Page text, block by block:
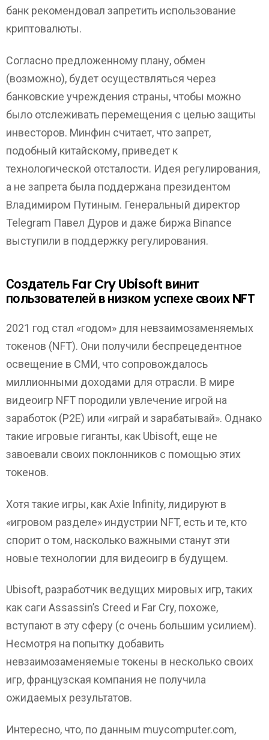
банк рекомендовал запретить использование
криптовалюты.
Согласно предложенному плану, обмен
(возможно), будет осуществляться через
банковские учреждения страны, чтобы можно
было отслеживать перемещения с целью защиты
инвесторов. Минфин считает, что запрет,
подобный китайскому, приведет к
технологической отсталости. Идея регулирования,
а не запрета была поддержана президентом
Владимиром Путиным. Генеральный директор
Telegram Павел Дуров и даже биржа Binance
выступили в поддержку регулирования.
Создатель Far Cry Ubisoft винит
пользователей в низком успехе своих NFT
2021 год стал «годом» для невзаимозаменяемых
токенов (NFT). Они получили беспрецедентное
освещение в СМИ, что сопровождалось
миллионными доходами для отрасли. В мире
видеоигр NFT породили увлечение игрой на
заработок (P2E) или «играй и зарабатывай». Однако
такие игровые гиганты, как Ubisoft, еще не
завоевали своих поклонников с помощью этих
токенов.
Хотя такие игры, как Axie Infinity, лидируют в
«игровом разделе» индустрии NFT, есть и те, кто
спорит о том, насколько важными станут эти
новые технологии для видеоигр в будущем.
Ubisoft, разработчик ведущих мировых игр, таких
как саги Assassin’s Creed и Far Cry, похоже,
вступают в эту сферу (с очень большим усилием).
Несмотря на попытку добавить
невзаимозаменяемые токены в несколько своих
игр, французская компания не получила
ожидаемых результатов.
Интересно, что, по данным muycomputer.com,